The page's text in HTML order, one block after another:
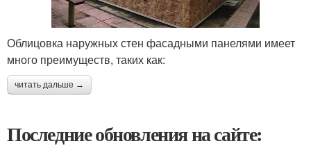
Облицовка наружных стен фасадными панелями имеет
много преимуществ, таких как:
читать дальше →
Последние обновления на сайте: